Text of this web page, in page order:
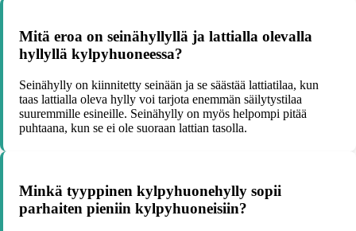
Mitä eroa on seinähyllyllä ja lattialla olevalla
hyllyllä kylpyhuoneessa?
Seinähylly on kiinnitetty seinään ja se säästää lattiatilaa, kun
taas lattialla oleva hylly voi tarjota enemmän säilytystilaa
suuremmille esineille. Seinähylly on myös helpompi pitää
puhtaana, kun se ei ole suoraan lattian tasolla.
Minkä tyyppinen kylpyhuonehylly sopii
parhaiten pieniin kylpyhuoneisiin?